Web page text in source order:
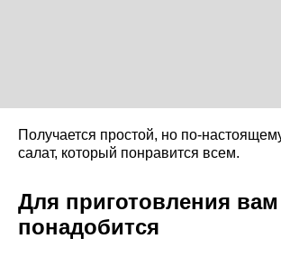
Получается простой, но по-
салат, который понравится всем.
Для приготовления вам
понадобится